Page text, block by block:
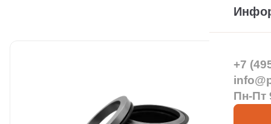
+7
Пн-Пт